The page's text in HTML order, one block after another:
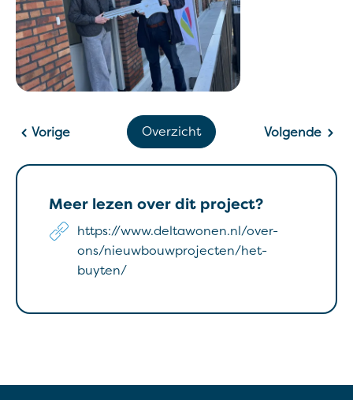
Volgende
Overzicht
Vorige
Meer lezen over dit project?
https://www.deltawonen.nl/over-
ons/nieuwbouwprojecten/het-
buyten/